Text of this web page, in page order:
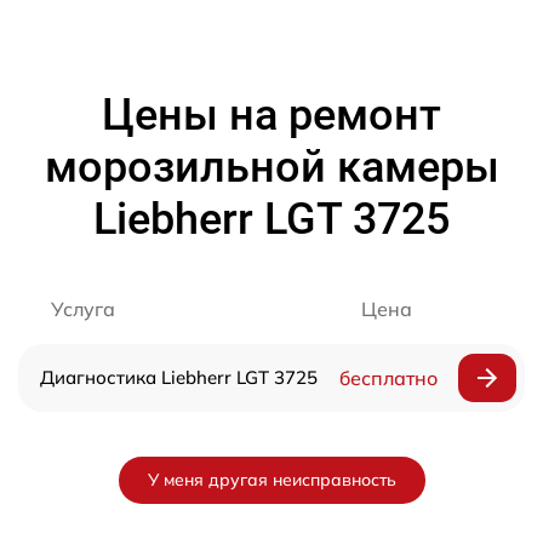
Цены на ремонт
морозильной камеры
Liebherr LGT 3725
Услуга Цена
Диагностика Liebherr LGT 3725 бесплатно
У меня другая неисправность